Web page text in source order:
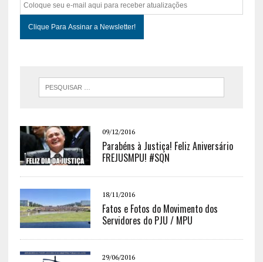
09/12/2016
Parabéns à Justiça! Feliz Aniversário
FREJUSMPU! #SQN
18/11/2016
Fatos e Fotos do Movimento dos
Servidores do PJU / MPU
29/06/2016